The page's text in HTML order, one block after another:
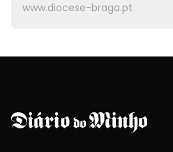
www.diocese-braga.pt